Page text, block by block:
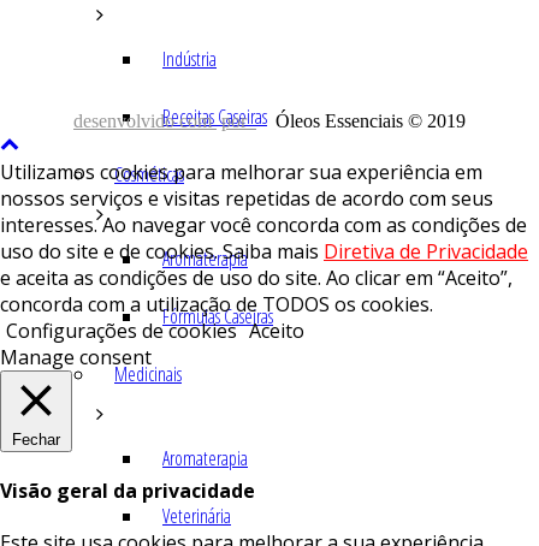
Indústria
Receitas Caseiras
Cosméticas
Aromaterapia
Fórmulas Caseiras
Medicinais
Aromaterapia
Veterinária
desenvolvido com porÓleos Essenciais © 2019
Utilizamos cookies para melhorar sua experiência em
nossos serviços e visitas repetidas de acordo com seus
interesses. Ao navegar você concorda com as condições de
uso do site e de cookies. Saiba mais Diretiva de Privacidade
e aceita as condições de uso do site. Ao clicar em “Aceito”,
concorda com a utilização de TODOS os cookies.
Configurações de cookies Aceito
Manage consent
Fechar
Visão geral da privacidade